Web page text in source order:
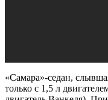
«Самара»-седан,
только с 1,5 л